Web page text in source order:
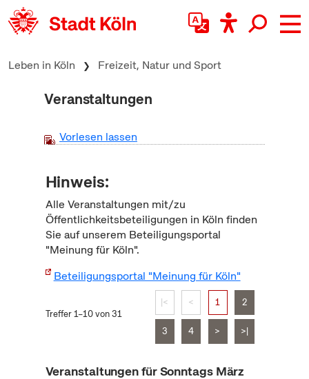
zum Inhalt springen
Leben in Köln Freizeit, Natur und Sport
Veranstaltungen
Vorlesen lassen
Hinweis:
Alle Veranstaltungen mit/zu
Öffentlichkeitsbeteiligungen in Köln finden
Sie auf unserem Beteiligungsportal
"Meinung für Köln".
Beteiligungsportal "Meinung für Köln"
Treffer 1–10 von 31
|< < 1 2
3 4 > >|
Veranstaltungen für Sonntags März